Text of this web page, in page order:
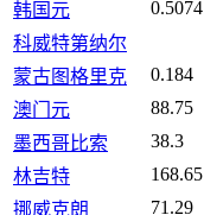
韩国元 0.5074
科威特第纳尔
蒙古图格里克
0.184
澳门元
88.75
墨西哥比索
38.3
林吉特
168.65
挪威克朗
71.29